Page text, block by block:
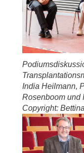
India Heilmann,
Rosenboom und
Copyright: